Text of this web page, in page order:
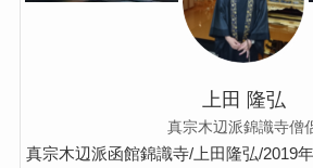
上田 隆弘
真宗木辺派錦識寺僧
真宗木辺派函館錦識寺/上田隆弘/2019